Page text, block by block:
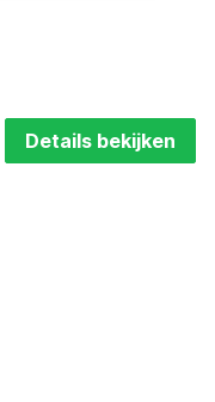
Details bekijken